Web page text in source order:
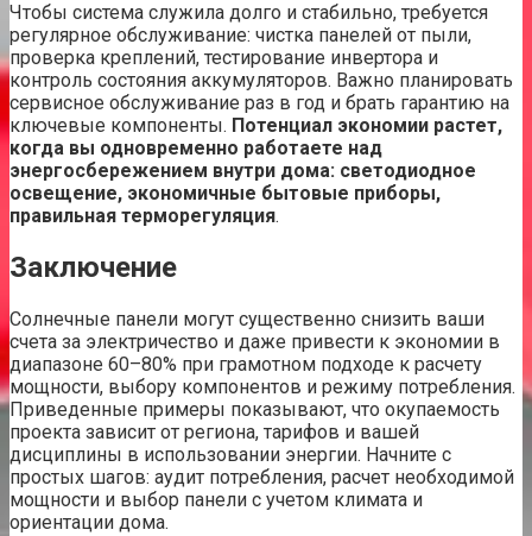
Чтобы система служила долго и стабильно, требуется
регулярное обслуживание: чистка панелей от пыли,
проверка креплений, тестирование инвертора и
контроль состояния аккумуляторов. Важно планировать
сервисное обслуживание раз в год и брать гарантию на
ключевые компоненты. Потенциал экономии растет,
когда вы одновременно работаете над
энергосбережением внутри дома: светодиодное
освещение, экономичные бытовые приборы,
правильная терморегуляция.
Заключение
Солнечные панели могут существенно снизить ваши
счета за электричество и даже привести к экономии в
диапазоне 60–80% при грамотном подходе к расчету
мощности, выбору компонентов и режиму потребления.
Приведенные примеры показывают, что окупаемость
проекта зависит от региона, тарифов и вашей
дисциплины в использовании энергии. Начните с
простых шагов: аудит потребления, расчет необходимой
мощности и выбор панели с учетом климата и
ориентации дома.